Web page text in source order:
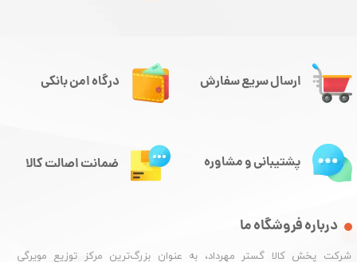
ارسال سریع سفارش
درباره فروشگاه ما
شرکت پخش کالا گستر مهرداد، به عنوان بزرگ‌ترین مرکز توزیع مویرگی
درگاه امن بانکی
پشتیبانی و مشاوره ضمانت اصالت کالا